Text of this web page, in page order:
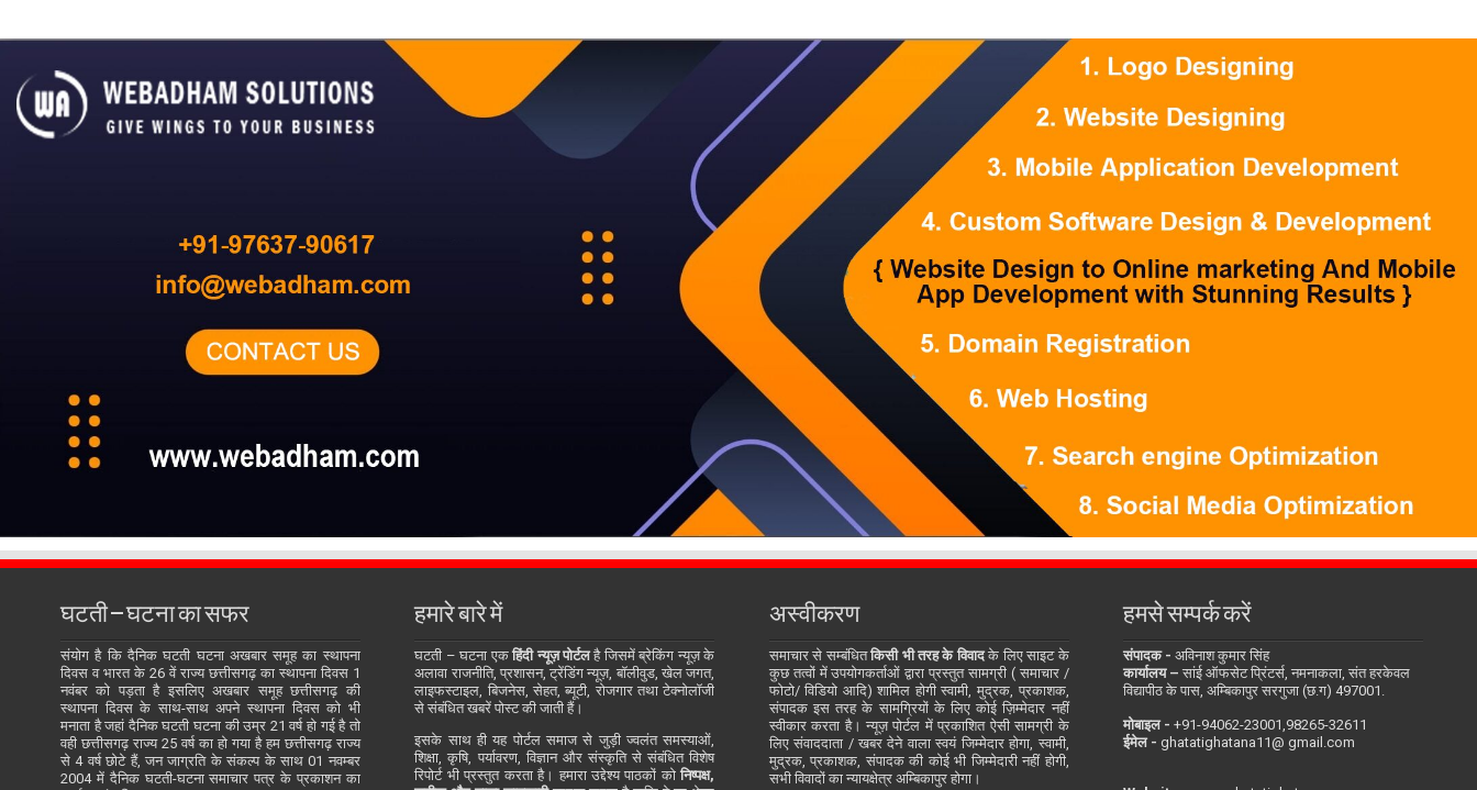
घटती – घटना का सफर
संयोग है कि दैनिक घटती घटना अखबार समूह का स्थापना
दिवस व भारत के 26 वें राज्य छत्तीसगढ़ का स्थापना दिवस 1
नवंबर को पड़ता है इसलिए अखबार समूह छत्तीसगढ़ की
स्थापना दिवस के साथ-साथ अपने स्थापना दिवस को भी
मनाता है जहां दैनिक घटती घटना की उम्र 21 वर्ष हो गई है तो
वही छत्तीसगढ़ राज्य 25 वर्ष का हो गया है हम छत्तीसगढ़ राज्य
से 4 वर्ष छोटे हैं, जन जाग्रति के संकल्प के साथ 01 नवम्बर
2004 में दैनिक घटती-घटना समाचार पत्र के प्रकाशन का
हमारे बारे में
घटती – घटना एकहिंदी न्यूज़ पोर्टलहै जिसमें ब्रेकिंग न्यूज़ के
अलावा राजनीति, प्रशासन, ट्रेंडिंग न्यूज़, बॉलीवुड, खेल जगत,
लाइफस्टाइल, बिजनेस, सेहत, ब्यूटी, रोजगार तथा टेक्नोलॉजी
से संबंधित खबरें पोस्ट की जाती हैं।
इसके साथ ही यह पोर्टल समाज से जुड़ी ज्वलंत समस्याओं,
शिक्षा, कृषि, पर्यावरण, विज्ञान और संस्कृति से संबंधित विशेष
रिपोर्ट भी प्रस्तुत करता है। हमारा उद्देश्य पाठकों कोनिष्पक्ष,
अस्वीकरण
समाचार से सम्बंधितकिसी भी तरह के विवादके लिए साइट के
कुछ तत्वों में उपयोगकर्ताओं द्वारा प्रस्तुत सामग्री ( समाचार /
फोटो/ विडियो आदि) शामिल होगी स्वामी, मुद्रक, प्रकाशक,
संपादक इस तरह के सामग्रियों के लिए कोई ज़िम्मेदार नहीं
स्वीकार करता है। न्यूज़ पोर्टल में प्रकाशित ऐसी सामग्री के
लिए संवाददाता / खबर देने वाला स्वयं जिम्मेदार होगा, स्वामी,
मुद्रक, प्रकाशक, संपादक की कोई भी जिम्मेदारी नहीं होगी,
सभी विवादों का न्यायक्षेत्र अम्बिकापुर होगा।
हमसे सम्पर्क करें
संपादक -अविनाश कुमार सिंह
कार्यालय –सांई ऑफसेट प्रिंटर्स, नमनाकला, संत हरकेवल
विद्यापीठ के पास, अम्बिकापुर सरगुजा (छ.ग) 497001.
मोबाइल - ‪+91-94062-23001‬,98265-32611
ईमेल -ghatatighatana11@ gmail.com